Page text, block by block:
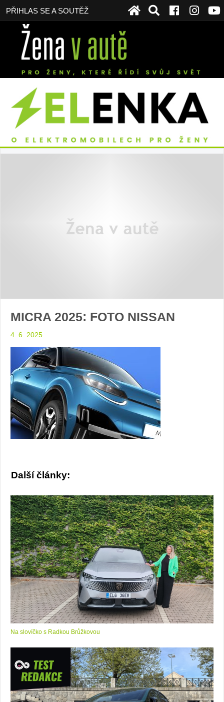
PŘIHLAS SE A SOUTĚŽ
MICRA 2025: FOTO NISSAN
4. 6. 2025
Další články:
Na slovíčko s Radkou Brůžkovou